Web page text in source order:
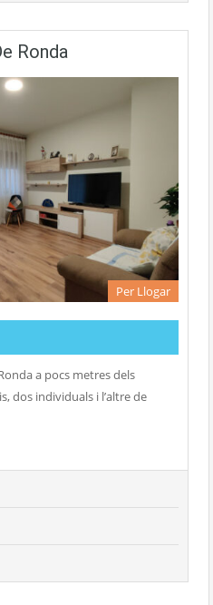
Ronda
Per Llogar
a pocs metres dels
dos individuals i l’altre de